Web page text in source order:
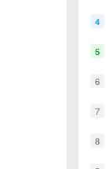
4
5
6
7
8